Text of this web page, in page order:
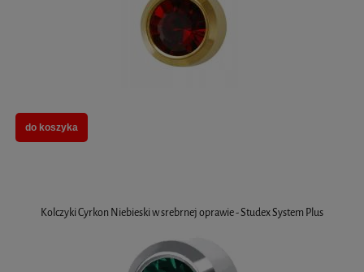
do koszyka
Kolczyki Cyrkon Niebieski w srebrnej oprawie - Studex System Plus